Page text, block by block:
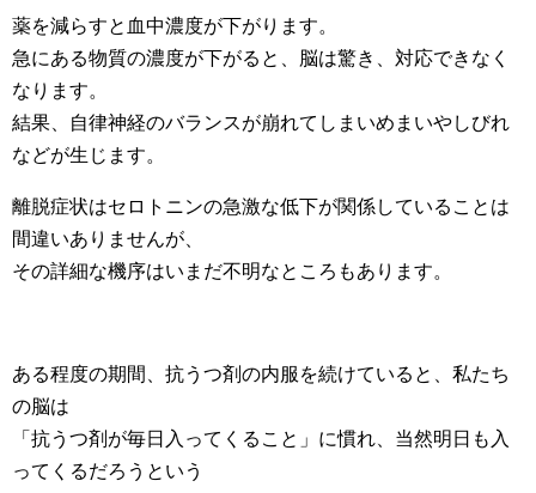
薬を減らすと血中濃度が下がります。
急にある物質の濃度が下がると、脳は驚き、対応できなく
なります。
結果、自律神経のバランスが崩れてしまいめまいやしびれ
などが生じます。
離脱症状はセロトニンの急激な低下が関係していることは
間違いありませんが、
その詳細な機序はいまだ不明なところもあります。
ある程度の期間、抗うつ剤の内服を続けていると、私たち
の脳は
「抗うつ剤が毎日入ってくること」に慣れ、当然明日も入
ってくるだろうという